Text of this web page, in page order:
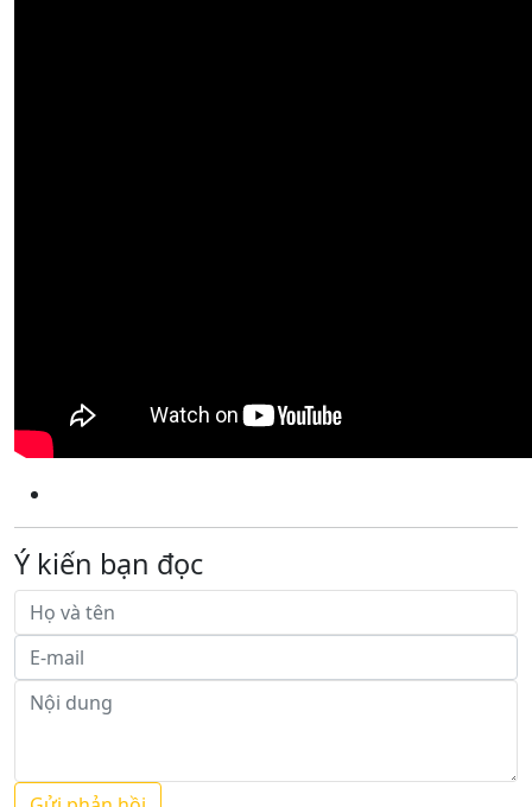
Ý kiến bạn đọc